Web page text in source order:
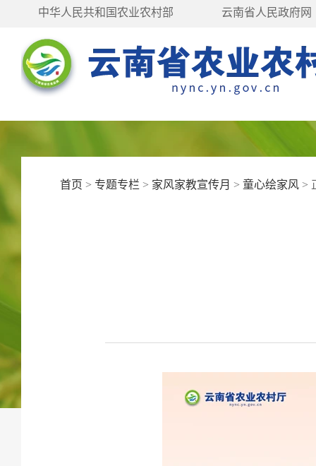
中华人民共和国农业农村部 云南省人民政府网
首页 > 专题专栏 > 家风家教宣传月 >童心绘家风 >